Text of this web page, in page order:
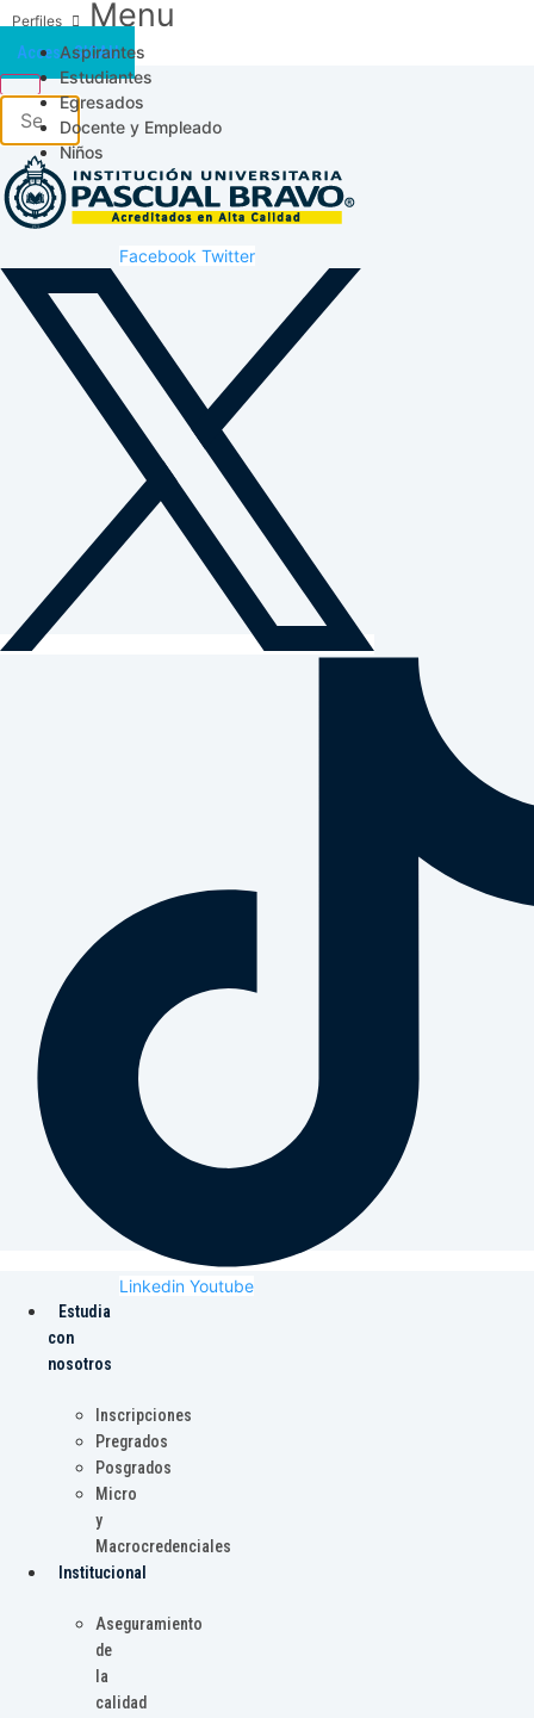
Menu
Aspirantes
Estudiantes
Egresados
Docente y Empleado
Niños
Acceso SICAU
Facebook Twitter
Linkedin Youtube
Estudia
con
nosotros
Inscripciones
Pregrados
Posgrados
Micro
y
Macrocredenciales
Institucional
Aseguramiento
de
la
calidad